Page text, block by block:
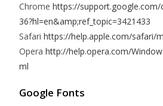
Chromehttps://
36?hl=en&amp;ref_topic=3421433
Safarihttps://help.apple.com/safari/
Operahttp://help.opera.com/
ml
Google Fonts